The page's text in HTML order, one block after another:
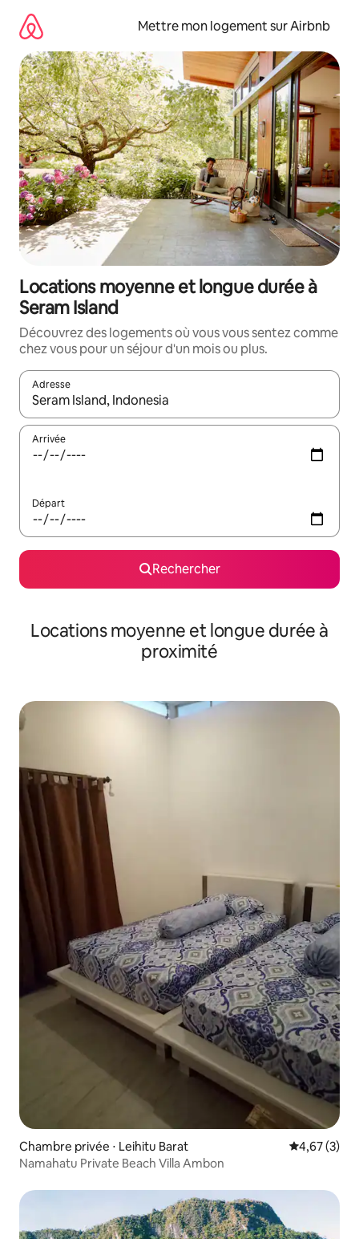
directement
contenu
Mettre mon logement sur Airbnb
Locations moyenne et longue durée à
Seram Island
Découvrez des logements où vous vous sentez comme
chez vous pour un séjour d'un mois ou plus.
Adresse
Lorsque les résultats s'affichent, utilisez les flèches vers le
Arrivée
Départ
Rechercher
Locations moyenne et longue durée à
proximité
Chambre privée ⋅ Leihitu Barat Évaluation
4,67 (3)
Namahatu Private Beach Villa Ambon